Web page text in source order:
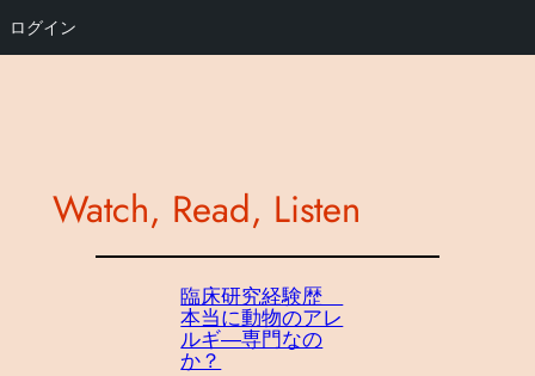
ログイン
Watch, Read, Listen
臨床研究経験歴
本当に動物のアレ
ルギ―専門なの
か？